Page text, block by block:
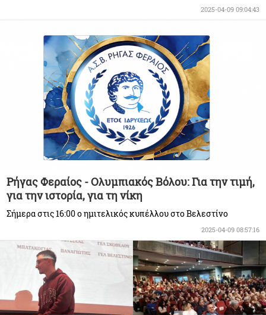
2025-04-09 09:04:43
Ρήγας Φεραίος - Ολυμπιακός Βόλου: Για την τιμή,
για την ιστορία, για τη νίκη
Σήμερα στις 16:00 ο ημιτελικός κυπέλλου στο Βελεστίνο
2025-04-09 08:57:16